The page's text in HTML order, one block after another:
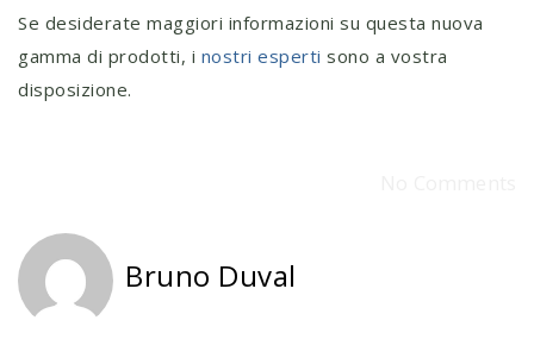
Se desiderate maggiori informazioni su questa nuova
gamma di prodotti, i nostri esperti sono a vostra
disposizione.
Bruno Duval